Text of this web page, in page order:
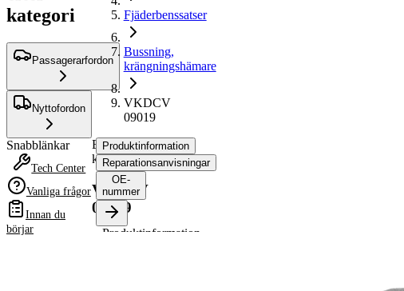
kategori
Passagerarfordon
Nyttofordon
Snabblänkar
Tech Center
Vanliga frågor
Innan du
börjar
Fjäderbenssatser
Bussning,
krängningshämare
VKDCV
09019
Bussning,
krängningshämare
VKDCV
09019
Produktinformation
Reparationsanvisningar
OE-
nummer
Produktinformation